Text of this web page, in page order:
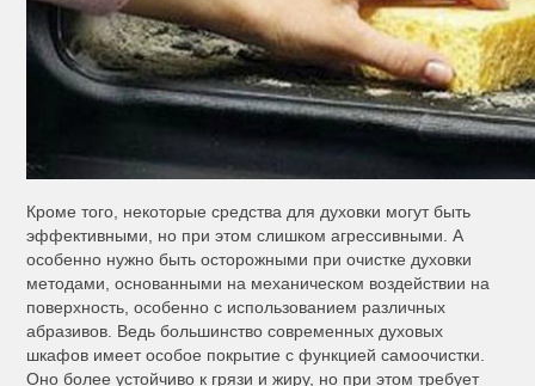
Кроме того, некоторые средства для духовки могут быть
эффективными, но при этом слишком агрессивными. А
особенно нужно быть осторожными при очистке духовки
методами, основанными на механическом воздействии на
поверхность, особенно с использованием различных
абразивов. Ведь большинство современных духовых
шкафов имеет особое покрытие с функцией самоочистки.
Оно более устойчиво к грязи и жиру, но при этом требует